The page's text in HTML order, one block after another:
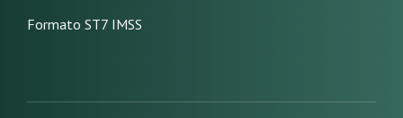
Formato ST7 IMSS